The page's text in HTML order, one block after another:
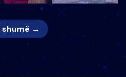
shumë →